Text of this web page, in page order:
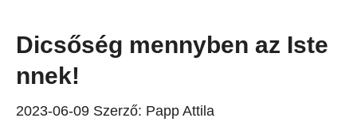
Dicsőség mennyben az Iste
nnek!
2023-06-09 Szerző: Papp Attila